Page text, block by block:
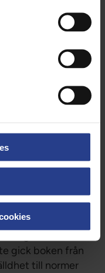
gick boken från
till normer